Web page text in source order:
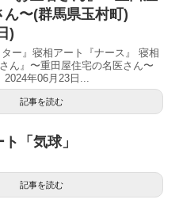
〜(群馬県玉村町)
)
ー』寝相アート『ナース』 寝相
ん』〜重田屋住宅の名医さん〜
2024年06月23日...
記事を読む
「気球」
記事を読む